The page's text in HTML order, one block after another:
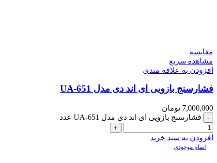
مقایسه
مشاهده سریع
افزودن به علاقه مندی
فشارسنج بازویی ای اند دی مدل UA-651
7,000,000 تومان
فشارسنج بازویی ای اند دی مدل UA-651 عدد
افزودن به سبد خرید
اتمام موجودی